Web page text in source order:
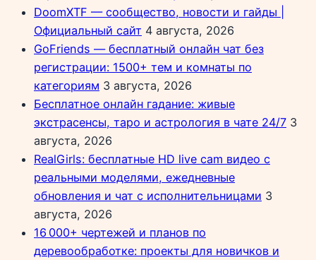
DoomXTF — сообщество, новости и гайды |
Официальный сайт 4 августа, 2026
GoFriends — бесплатный онлайн чат без
регистрации: 1500+ тем и комнаты по
категориям 3 августа, 2026
Бесплатное онлайн гадание: живые
экстрасенсы, таро и астрология в чате 24/7 3
августа, 2026
RealGirls: бесплатные HD live cam видео с
реальными моделями, ежедневные
обновления и чат с исполнительницами 3
августа, 2026
16 000+ чертежей и планов по
деревообработке: проекты для новичков и